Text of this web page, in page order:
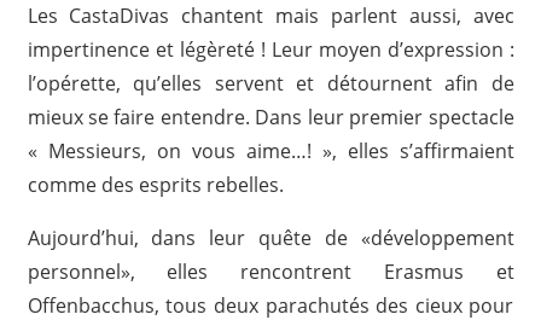
Les CastaDivas chantent mais parlent aussi, avec
impertinence et légèreté ! Leur moyen d’expression :
l’opérette, qu’elles servent et détournent afin de
mieux se faire entendre. Dans leur premier spectacle
« Messieurs, on vous aime…! », elles s’affirmaient
comme des esprits rebelles.
Aujourd’hui, dans leur quête de «développement
personnel», elles rencontrent Erasmus et
Offenbacchus, tous deux parachutés des cieux pour